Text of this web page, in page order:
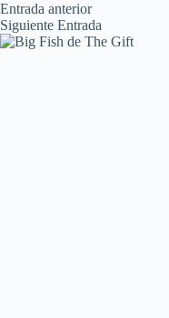
Entrada anterior
Siguiente Entrada